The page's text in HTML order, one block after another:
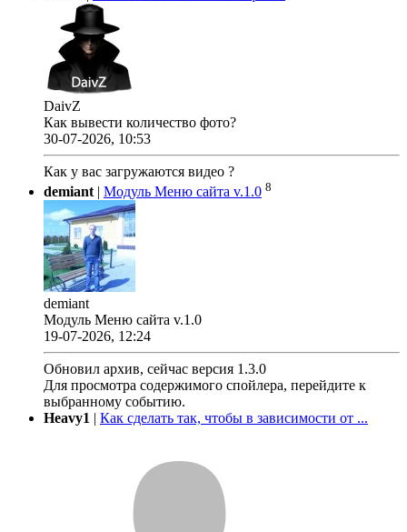
DaivZ
Как вывести количество фото?
30-07-2026, 10:53
Как у вас загружаются видео ?
demiant | Модуль Меню сайта v.1.0 8
demiant
Модуль Меню сайта v.1.0
19-07-2026, 12:24
Обновил архив, сейчас версия 1.3.0
Для просмотра содержимого спойлера, перейдите к
выбранному событию.
Heavy1 | Как сделать так, чтобы в зависимости от ...